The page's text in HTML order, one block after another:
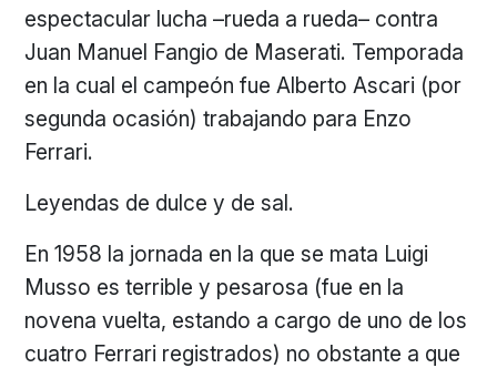
espectacular lucha –rueda a rueda– contra
Juan Manuel Fangio de Maserati. Temporada
en la cual el campeón fue Alberto Ascari (por
segunda ocasión) trabajando para Enzo
Ferrari.
Leyendas de dulce y de sal.
En 1958 la jornada en la que se mata Luigi
Musso es terrible y pesarosa (fue en la
novena vuelta, estando a cargo de uno de los
cuatro Ferrari registrados) no obstante a que